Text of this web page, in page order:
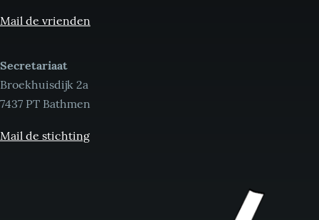
Mail de vrienden
Secretariaat
Broekhuisdijk 2a
7437 PT Bathmen
Mail de stichting